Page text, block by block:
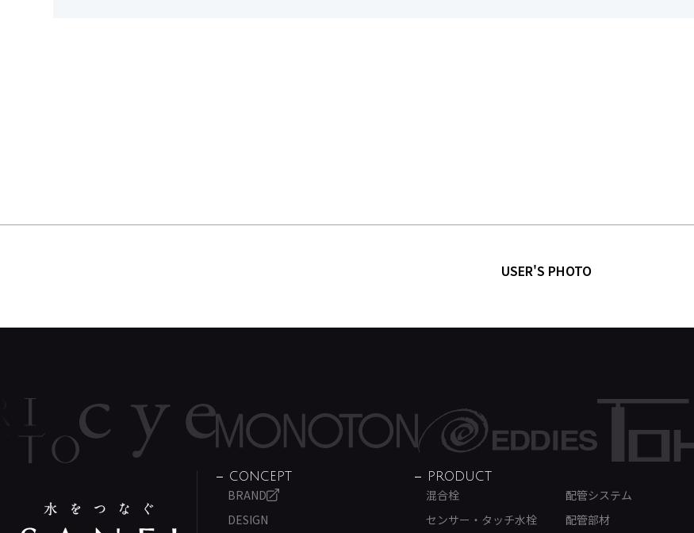
USER'S PHOTO
CONCEPT
BRAND
DESIGN
PRODUCT
混合栓
センサー・タッチ水栓
配管システム
配管部材